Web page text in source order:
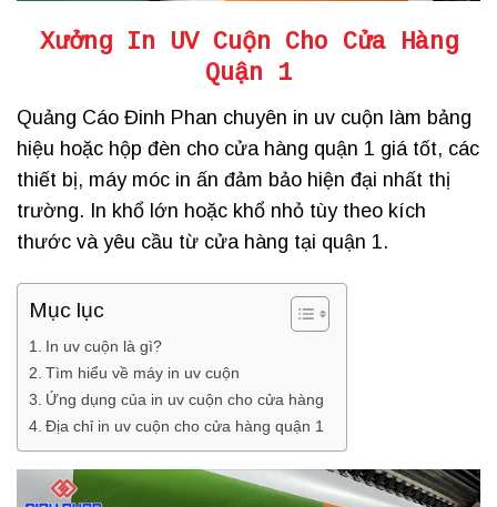
Xưởng In UV Cuộn Cho Cửa Hàng
Quận 1
Quảng Cáo Đinh Phan chuyên in uv cuộn làm bảng
hiệu hoặc hộp đèn cho cửa hàng quận 1 giá tốt, các
thiết bị, máy móc in ấn đảm bảo hiện đại nhất thị
trường. In khổ lớn hoặc khổ nhỏ tùy theo kích
thước và yêu cầu từ cửa hàng tại quận 1.
Mục lục
In uv cuộn là gì?
Tìm hiểu về máy in uv cuộn
Ứng dụng của in uv cuộn cho cửa hàng
Địa chỉ in uv cuộn cho cửa hàng quận 1